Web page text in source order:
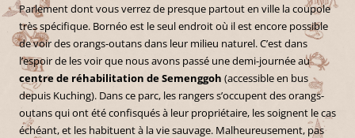
Parlement dont vous verrez de presque partout en ville la coupole
très spécifique. Bornéo est le seul endroit où il est encore possible
de voir des orangs-outans dans leur milieu naturel. C’est dans
l’espoir de les voir que nous avons passé une demi-journée au
centre de réhabilitation de Semenggoh (accessible en bus
depuis Kuching). Dans ce parc, les rangers s’occupent des orangs-
outans qui ont été confisqués à leur propriétaire, les soignent le cas
échéant, et les habituent à la vie sauvage. Malheureusement, pas